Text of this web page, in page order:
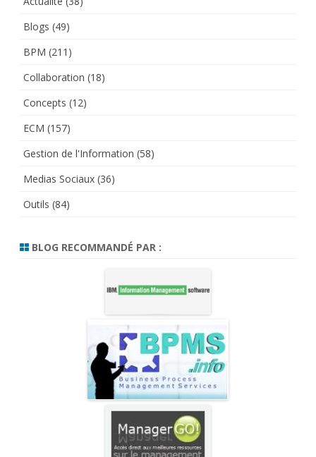
Blogs (49)
BPM (211)
Collaboration (18)
Concepts (12)
ECM (157)
Gestion de l'Information (58)
Medias Sociaux (36)
Outils (84)
BLOG RECOMMANDÉ PAR :